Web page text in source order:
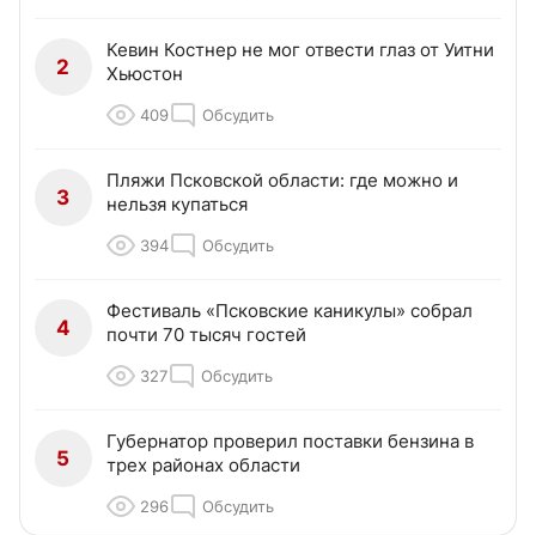
2
Кевин Костнер не мог отвести глаз от Уитни
Хьюстон
409 Обсудить
3
Пляжи Псковской области: где можно и
нельзя купаться
394 Обсудить
4
Фестиваль «Псковские каникулы» собрал
почти 70 тысяч гостей
327 Обсудить
5
Губернатор проверил поставки бензина в
трех районах области
296 Обсудить